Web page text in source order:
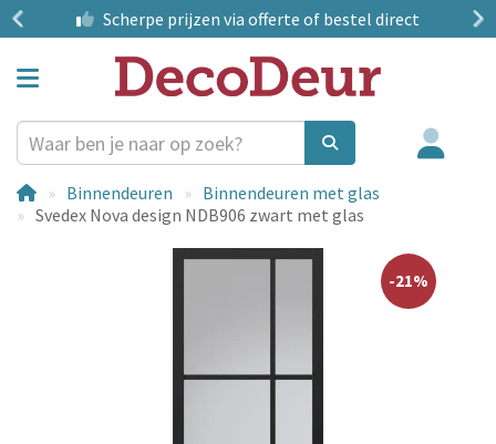
Scherpe prijzen via offerte of bestel direct
Binnendeuren
Binnendeuren met glas
Svedex Nova design NDB906 zwart met glas
-21%